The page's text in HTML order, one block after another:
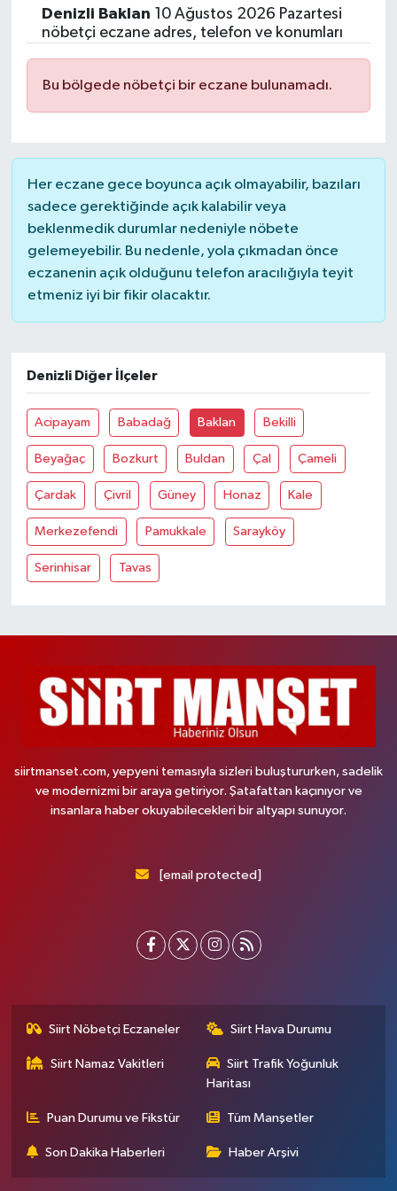
Denizli Baklan 10 Ağustos 2026 Pazartesi
nöbetçi eczane adres, telefon ve konumları
Bu bölgede nöbetçi bir eczane bulunamadı.
Her eczane gece boyunca açık olmayabilir, bazıları
sadece gerektiğinde açık kalabilir veya
beklenmedik durumlar nedeniyle nöbete
gelemeyebilir. Bu nedenle, yola çıkmadan önce
eczanenin açık olduğunu telefon aracılığıyla teyit
etmeniz iyi bir fikir olacaktır.
Denizli Diğer İlçeler
Acipayam Babadağ Baklan Bekilli
Beyağaç Bozkurt Buldan Çal Çameli
Çardak Çivril Güney Honaz Kale
Merkezefendi Pamukkale Sarayköy
Serinhisar Tavas
siirtmanset.com, yepyeni temasıyla sizleri buluştururken, sadelik
ve modernizmi bir araya getiriyor. Şatafattan kaçınıyor ve
insanlara haber okuyabilecekleri bir altyapı sunuyor.
[email protected]
Siirt Nöbetçi Eczaneler Siirt Hava Durumu
Siirt Namaz Vakitleri
Siirt Trafik Yoğunluk
Haritası
Puan Durumu ve Fikstür Tüm Manşetler
Son Dakika Haberleri Haber Arşivi